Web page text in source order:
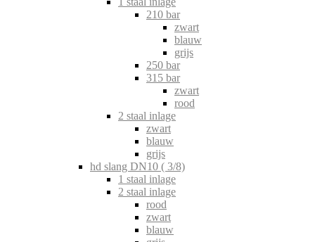
210 bar
zwart
blauw
grijs
250 bar
315 bar
zwart
rood
2 staal inlage
zwart
blauw
grijs
hd slang DN10 ( 3/8)
1 staal inlage
2 staal inlage
rood
zwart
blauw